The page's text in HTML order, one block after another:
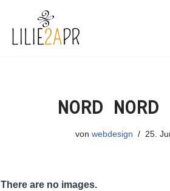
Zum
Inhalt
NORD NORD
von webdesign 25.
There are no images.